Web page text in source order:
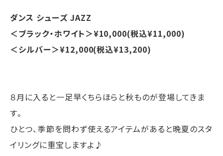
ダンス シューズ JAZZ
＜ブラック・ホワイト＞¥10,000(税込¥11,000)
＜シルバー＞¥12,000(税込¥13,200)
８月に入ると一足早くちらほらと秋ものが登場してきま
す。
ひとつ、季節を問わず使えるアイテムがあると晩夏のスタ
イリングに重宝しますよ♪